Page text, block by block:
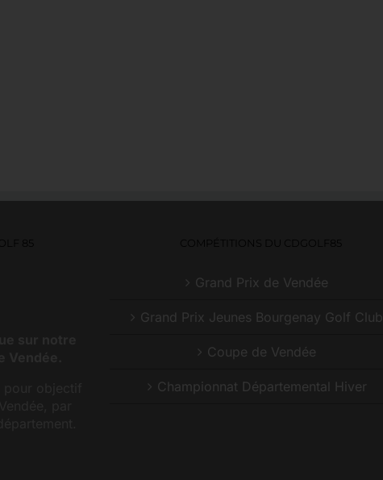
Grand Prix de Vendée
Grand Prix Jeunes Bourgenay Golf Club
Coupe de Vendée
Championnat Départemental Hiver